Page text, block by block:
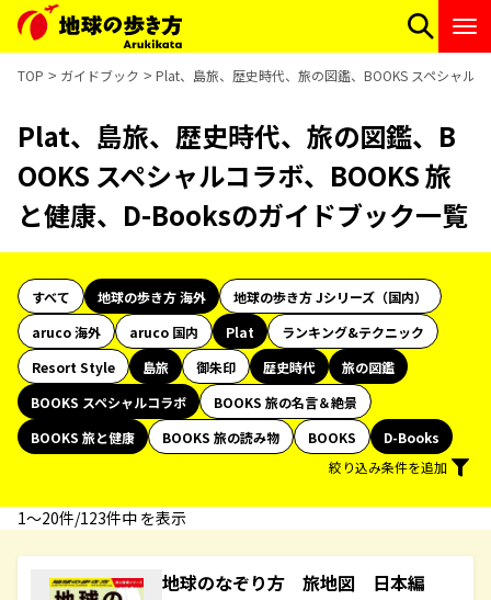
TOP ガイドブック Plat、島旅、歴史時代、旅の図鑑、BOOKS スペシャル
Plat、島旅、歴史時代、旅の図鑑、B
OOKS スペシャルコラボ、BOOKS 旅
と健康、D-Booksのガイドブック一覧
すべて 地球の歩き方 海外
地球の歩き方 Jシリーズ（国内）
aruco 海外
aruco 国内 Plat
ランキング&テクニック
Resort Style
島旅 御朱印 歴史時代
旅の図鑑
BOOKS スペシャルコラボ
BOOKS 旅の名言＆絶景
BOOKS 旅と健康
BOOKS 旅の読み物 BOOKS
D-Books
絞り込み条件を追加
1〜20件/123件中 を表示
地球のなぞり方 旅地図 日本編